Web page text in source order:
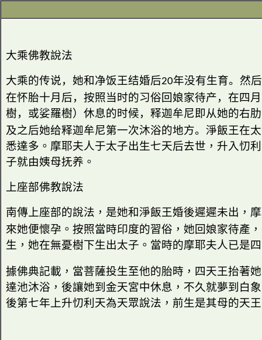
大乘佛教說法
大乘的传说，她和净饭王结婚后20年没有生育。然
在怀胎十月后，按照当时的习俗回娘家待产，在四
樹，或娑羅樹）休息的时候，释迦牟尼即从她的右
及之后她给释迦牟尼第一次沐浴的地方。 淨飯王在
悉達多。摩耶夫人于太子出生七天后去世，升入忉
子就由姨母抚养。
上座部佛教說法
南傳上座部的說法，是她和淨飯王婚後遲遲未出，
來她便懷孕。按照當時印度的習俗，她回娘家待產
生，她在無憂樹下生出太子。當時的摩耶夫人已是
據佛典記載，當菩薩投生至他的胎時，四天王抬著
達池沐浴，後讓她到金天宮中休息，不久就夢到白
後第七年上升忉利天為天眾說法，前生是其母的天王